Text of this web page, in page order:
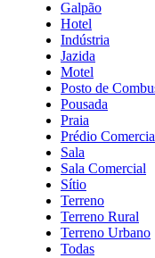
Galpão
Hotel
Indústria
Jazida
Motel
Posto de
Pousada
Praia
Prédio
Sala
Sala Comercial
Sítio
Terreno
Terreno Rural
Terreno Urbano
Todas